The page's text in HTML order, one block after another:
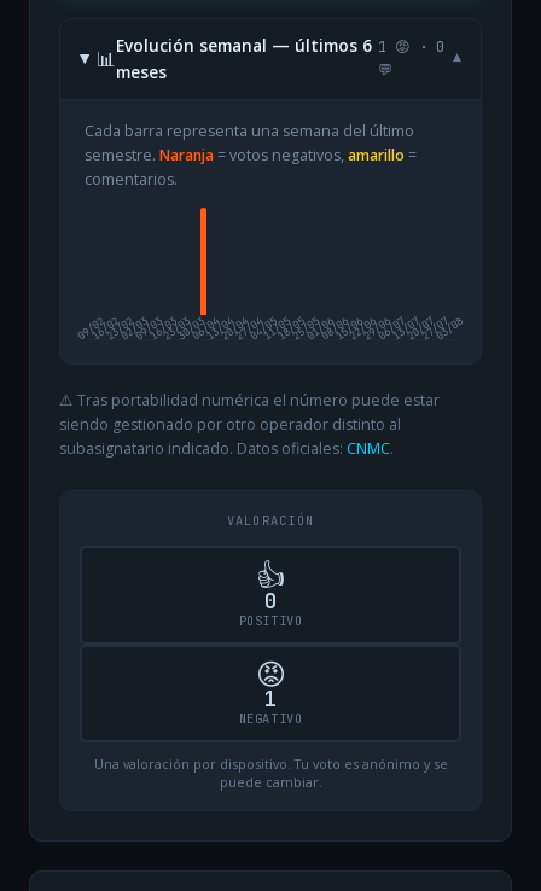
📊
Evolución semanal — últimos 6
meses
1 😡 · 0
💬
▾
Cada barra representa una semana del último
semestre. Naranja= votos negativos, amarillo =
comentarios.
09/02
16/0223/0202/0309/0316/0323/0330/0306/0413/0420/0427/0404/0511/0518/0525/0501/0608/0615/0622/0629/0606/0713/0720/0727/07
03/08
⚠️ Tras portabilidad numérica el número puede estar
siendo gestionado por otro operador distinto al
subasignatario indicado. Datos oficiales: CNMC.
VALORACIÓN
👍
0
POSITIVO
😡
1
NEGATIVO
Una valoración por dispositivo. Tu voto es anónimo y se
puede cambiar.